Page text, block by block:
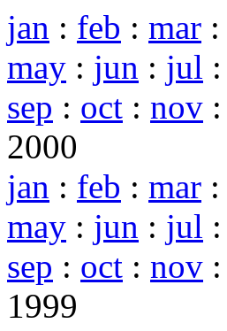
jan : feb : mar :
may : jun : jul :
sep : oct : nov :
2000
jan : feb : mar :
may : jun : jul :
sep : oct : nov :
1999